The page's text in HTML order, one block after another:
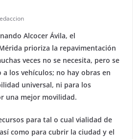
Alcocer Ávila, el
prioriza la repavimentación
veces no se necesita, pero se
los vehículos; no hay obras en
universal, ni para los
una mejor movilidad.
para tal o cual vialidad de
como para cubrir la ciudad y el